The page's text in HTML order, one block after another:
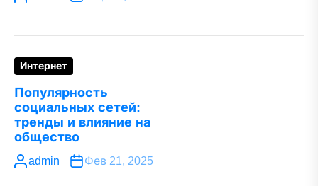
Интернет
Популярность
социальных сетей:
тренды и влияние на
общество
admin Фев 21, 2025